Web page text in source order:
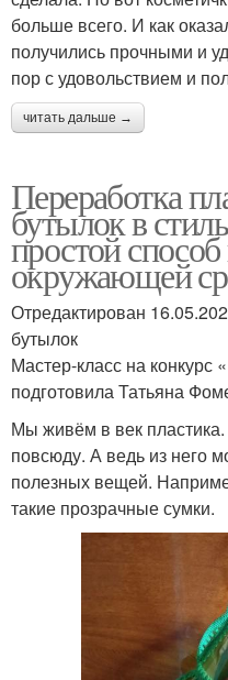
больше всего. И как
получились прочными и
пор с удовольствием и
читать дальше →
Переработка
бутылок в
простой
окружающей
Отредактирован
бутылок
Мастер-класс на конкурс
подготовила Татьяна
Мы живём в век
повсюду. А ведь из него
полезных вещей.
такие прозрачные сумки.